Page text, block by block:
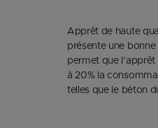
Apprêt de haute
présente une
permet que
à 20% la
telles que le béton